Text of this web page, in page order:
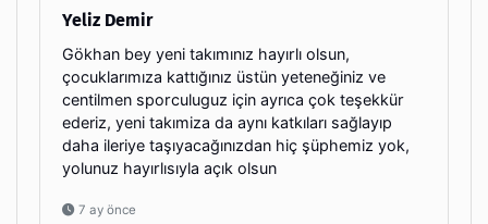
Yeliz Demir
Gökhan bey yeni takımınız hayırlı olsun,
çocuklarımıza kattığınız üstün yeteneğiniz ve
centilmen sporculuguz için ayrıca çok teşekkür
ederiz, yeni takımiza da aynı katkıları sağlayıp
daha ileriye taşıyacağınızdan hiç şüphemiz yok,
yolunuz hayırlısıyla açık olsun
7 ay önce